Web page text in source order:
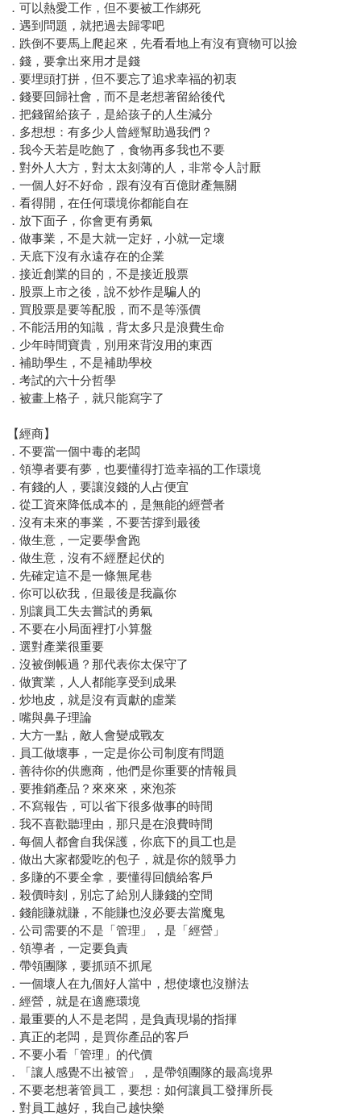
．可以熱愛工作，但不要被工作綁死
．遇到問題，就把過去歸零吧
．跌倒不要馬上爬起來，先看看地上有沒有寶物可以撿
．錢，要拿出來用才是錢
．要埋頭打拼，但不要忘了追求幸福的初衷
．錢要回歸社會，而不是老想著留給後代
．把錢留給孩子，是給孩子的人生減分
．多想想：有多少人曾經幫助過我們？
．我今天若是吃飽了，食物再多我也不要
．對外人大方，對太太刻薄的人，非常令人討厭
．一個人好不好命，跟有沒有百億財產無關
．看得開，在任何環境你都能自在
．放下面子，你會更有勇氣
．做事業，不是大就一定好，小就一定壞
．天底下沒有永遠存在的企業
．接近創業的目的，不是接近股票
．股票上市之後，說不炒作是騙人的
．買股票是要等配股，而不是等漲價
．不能活用的知識，背太多只是浪費生命
．少年時間寶貴，別用來背沒用的東西
．補助學生，不是補助學校
．考試的六十分哲學
．被畫上格子，就只能寫字了
【經商】
．不要當一個中毒的老闆
．領導者要有夢，也要懂得打造幸福的工作環境
．有錢的人，要讓沒錢的人占便宜
．從工資來降低成本的，是無能的經營者
．沒有未來的事業，不要苦撐到最後
．做生意，一定要學會跑
．做生意，沒有不經歷起伏的
．先確定這不是一條無尾巷
．你可以砍我，但最後是我贏你
．別讓員工失去嘗試的勇氣
．不要在小局面裡打小算盤
．選對產業很重要
．沒被倒帳過？那代表你太保守了
．做實業，人人都能享受到成果
．炒地皮，就是沒有貢獻的虛業
．嘴與鼻子理論
．大方一點，敵人會變成戰友
．員工做壞事，一定是你公司制度有問題
．善待你的供應商，他們是你重要的情報員
．要推銷產品？來來來，來泡茶
．不寫報告，可以省下很多做事的時間
．我不喜歡聽理由，那只是在浪費時間
．每個人都會自我保護，你底下的員工也是
．做出大家都愛吃的包子，就是你的競爭力
．多賺的不要全拿，要懂得回饋給客戶
．殺價時刻，別忘了給別人賺錢的空間
．錢能賺就賺，不能賺也沒必要去當魔鬼
．公司需要的不是「管理」，是「經營」
．領導者，一定要負責
．帶領團隊，要抓頭不抓尾
．一個壞人在九個好人當中，想使壞也沒辦法
．經營，就是在適應環境
．最重要的人不是老闆，是負責現場的指揮
．真正的老闆，是買你產品的客戶
．不要小看「管理」的代價
．「讓人感覺不出被管」，是帶領團隊的最高境界
．不要老想著管員工，要想：如何讓員工發揮所長
．對員工越好，我自己越快樂